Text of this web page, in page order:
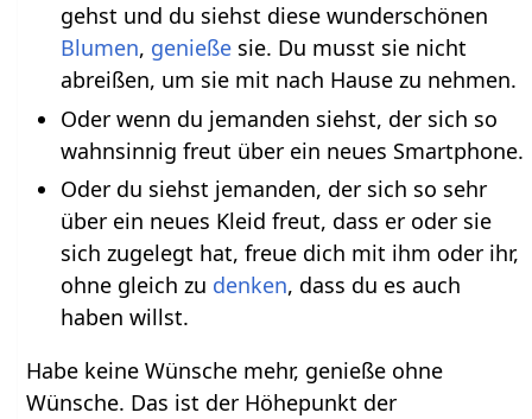
gehst und du siehst diese wunderschönen
Blumen, genießesie. Du musst sie nicht
abreißen, um sie mit nach Hause zu nehmen.
Oder wenn du jemanden siehst, der sich so
wahnsinnig freut über ein neues Smartphone.
Oder du siehst jemanden, der sich so sehr
über ein neues Kleid freut, dass er oder sie
sich zugelegt hat, freue dich mit ihm oder ihr,
ohne gleich zu denken, dass du es auch
haben willst.
Habe keine Wünsche mehr, genieße ohne
Wünsche. Das ist der Höhepunkt der